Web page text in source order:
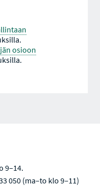
osioon
9–14.
050 (ma–to klo 9–11)